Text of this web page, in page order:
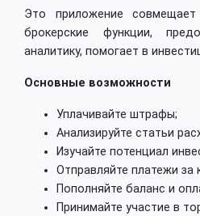
Это приложение
брокерские функции,
аналитику, помогает в
Основные возможности
Уплачивайте штрафы;
Анализируйте статьи
Изучайте потенциал
Отправляйте платежи за
Пополняйте баланс и
Принимайте участие в